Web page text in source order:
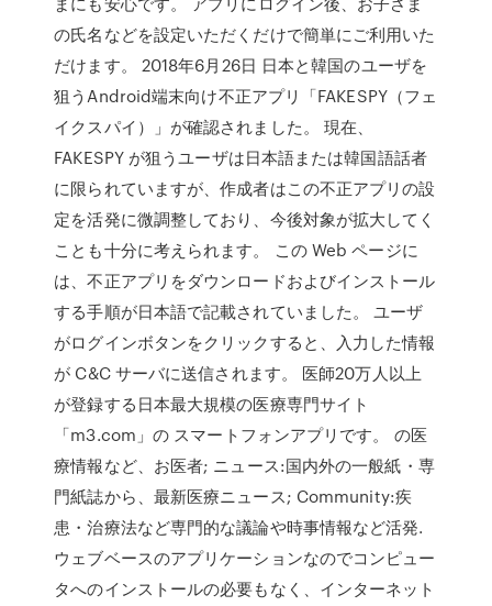
の氏名などを設定いただくだけで簡単にご利用いた
だけます。 2018年6月26日 日本と韓国のユーザを
狙うAndroid端末向け不正アプリ「FAKESPY（フェ
イクスパイ）」が確認されました。 現在、
FAKESPY が狙うユーザは日本語または韓国語話者
に限られていますが、作成者はこの不正アプリの設
定を活発に微調整しており、今後対象が拡大してく
ことも十分に考えられます。 この Web ページに
は、不正アプリをダウンロードおよびインストール
する手順が日本語で記載されていました。 ユーザ
がログインボタンをクリックすると、入力した情報
が C&C サーバに送信されます。 医師20万人以上
が登録する日本最大規模の医療専門サイト
「m3.com」の スマートフォンアプリです。 の医
療情報など、お医者; ニュース:国内外の一般紙・専
門紙誌から、最新医療ニュース; Community:疾
患・治療法など専門的な議論や時事情報など活発.
ウェブベースのアプリケーションなのでコンピュー
タへのインストールの必要もなく、インターネット